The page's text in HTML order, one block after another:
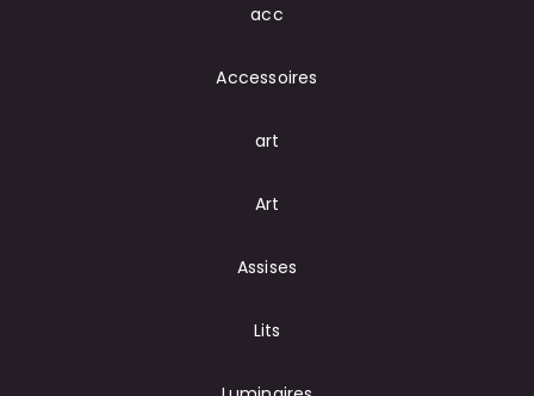
acc
Accessoires
art
Art
Assises
Lits